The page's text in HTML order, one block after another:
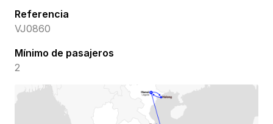
Referencia
VJ0860
Mínimo de pasajeros
2